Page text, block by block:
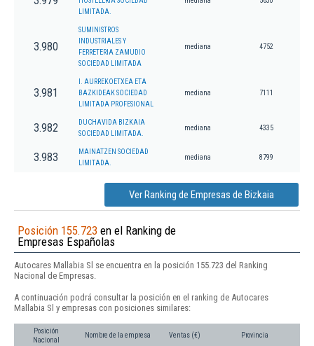
LIMITADA.
3.980
SUMINISTROS
INDUSTRIALES Y
FERRETERIA ZAMUDIO
SOCIEDAD LIMITADA
mediana 4752
3.981
I. AURREKOETXEA ETA
BAZKIDEAK SOCIEDAD
LIMITADA PROFESIONAL
mediana 7111
3.982
DUCHAVIDA BIZKAIA
SOCIEDAD LIMITADA.
mediana 4335
3.983
MAINATZEN SOCIEDAD
LIMITADA.
mediana 8799
Ver Ranking de Empresas de Bizkaia
Posición 155.723 en el Ranking de
Empresas Españolas
Autocares Mallabia Sl se encuentra en la posición 155.723 del Ranking
Nacional de Empresas.
A continuación podrá consultar la posición en el ranking de Autocares
Mallabia Sl y empresas con posiciones similares:
Posición
Nacional
Nombre de la empresa Ventas (€) Provincia